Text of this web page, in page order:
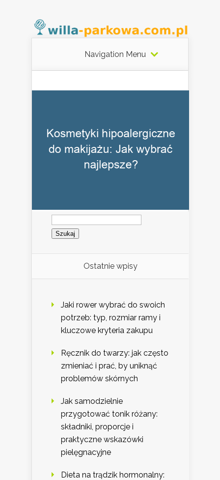
Navigation Menu
Szukaj:
Ostatnie wpisy
Jaki rower wybrać do swoich
potrzeb: typ, rozmiar ramy i
kluczowe kryteria zakupu
Ręcznik do twarzy: jak często
zmieniać i prać, by uniknąć
problemów skórnych
Jak samodzielnie
przygotować tonik różany:
składniki, proporcje i
praktyczne wskazówki
pielęgnacyjne
Dieta na trądzik hormonalny: